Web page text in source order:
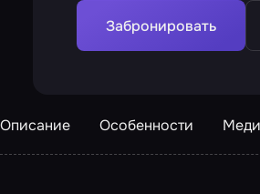
Забронировать
Описание Особенности